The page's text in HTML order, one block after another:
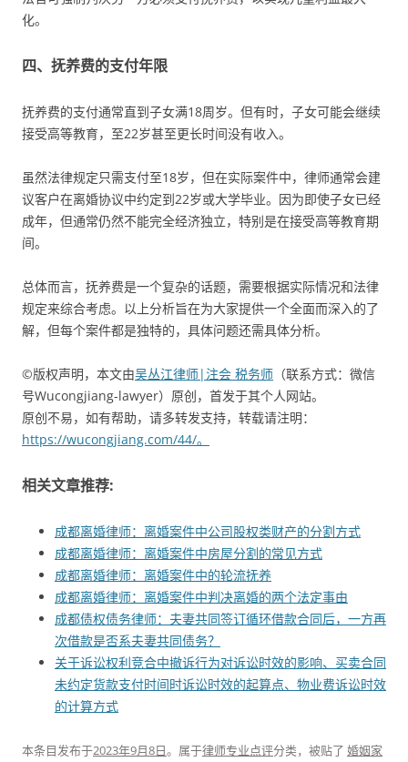
化。
四、抚养费的支付年限
抚养费的支付通常直到子女满18周岁。但有时，子女可能会继续
接受高等教育，至22岁甚至更长时间没有收入。
虽然法律规定只需支付至18岁，但在实际案件中，律师通常会建
议客户在离婚协议中约定到22岁或大学毕业。因为即使子女已经
成年，但通常仍然不能完全经济独立，特别是在接受高等教育期
间。
总体而言，抚养费是一个复杂的话题，需要根据实际情况和法律
规定来综合考虑。以上分析旨在为大家提供一个全面而深入的了
解，但每个案件都是独特的，具体问题还需具体分析。
©版权声明，本文由吴丛江律师|注会 税务师 （联系方式：微信
号Wucongjiang-lawyer）原创，首发于其个人网站。
原创不易，如有帮助，请多转发支持，转载请注明：
https://wucongjiang.com/44/。
相关文章推荐:
成都离婚律师：离婚案件中公司股权类财产的分割方式
成都离婚律师：离婚案件中房屋分割的常见方式
成都离婚律师：离婚案件中的轮流抚养
成都离婚律师：离婚案件中判决离婚的两个法定事由
成都债权债务律师：夫妻共同签订循环借款合同后，一方再
次借款是否系夫妻共同债务？
关于诉讼权利竞合中撤诉行为对诉讼时效的影响、买卖合同
未约定货款支付时间时诉讼时效的起算点、物业费诉讼时效
的计算方式
本条目发布于2023年9月8日。属于律师专业点评分类，被贴了 婚姻家